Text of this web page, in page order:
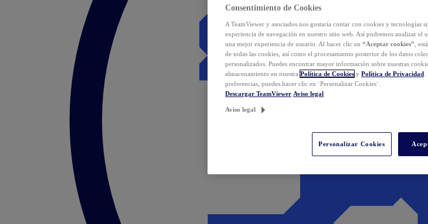
Consentimiento de Cookies
A TeamViewer y asociados nos gustaría contar con cookies y tecnologías
experiencia de navegación en nuestro sitio web. Así podremos analizar el
una mejor experiencia de usuario. Al hacer clic en “Aceptar cookies” ,
de todas las cookies, así como el procesamiento posterior de los datos
personalizados. Puedes encontrar mayor información sobre nuestras
almacenamiento en nuestra Política de Cookies y Política de Privacidad
preferencias, puedes hacer clic en ¨Personalizar Cookies¨.
Descargar TeamViewer Aviso legal
Aviso legal
Personalizar Cookies